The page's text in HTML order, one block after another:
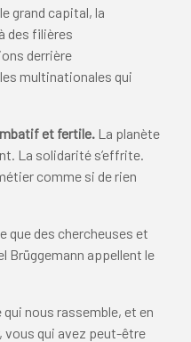
grand capital, la
des filières
derrière
multinationales qui
et fertile. La planète
La solidarité s’effrite.
comme si de rien
que des chercheuses et
Brüggemann appellent le
nous rassemble, et en
vous qui avez peut-être